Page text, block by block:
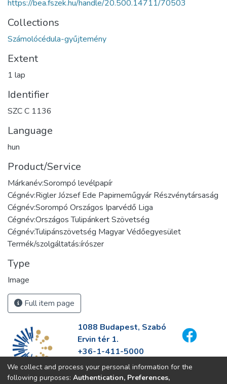
https://bea.fszek.hu/handle/20.500.14711/70503
Collections
Számolócédula-gyűjtemény
Extent
1 lap
Identifier
SZC C 1136
Language
hun
Product/Service
Márkanév:Sorompó levélpapír
Cégnév:Rigler József Ede Papirneműgyár Részvénytársaság
Cégnév:Sorompó Országos Iparvédő Liga
Cégnév:Országos Tulipánkert Szövetség
Cégnév:Tulipánszövetség Magyar Védőegyesület
Termék/szolgáltatás:írószer
Type
Image
Full item page
1088 Budapest, Szabó
Ervin tér 1.
+36-1-411-5000
info@fszek.hu
https://fszek.hu
We collect and process your personal information for the
following purposes: Authentication, Preferences,